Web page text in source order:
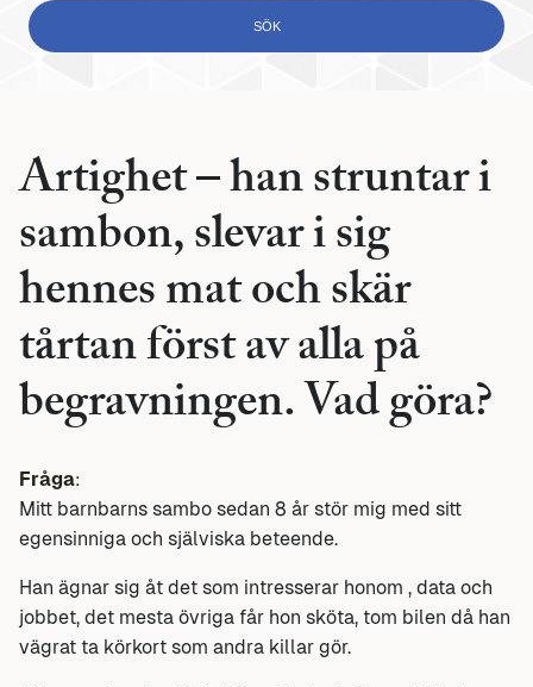
Artighet – han struntar i
sambon, slevar i sig
hennes mat och skär
tårtan först av alla på
begravningen. Vad göra?
Fråga:
Mitt barnbarns sambo sedan 8 år stör mig med sitt
egensinniga och själviska beteende.
Han ägnar sig åt det som intresserar honom , data och
jobbet, det mesta övriga får hon sköta, tom bilen då han
vägrat ta körkort som andra killar gör.